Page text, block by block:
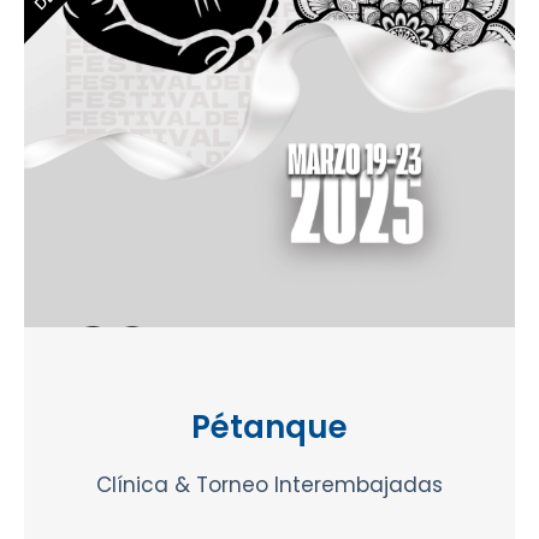
Pétanque
Clínica & Torneo Interembajadas